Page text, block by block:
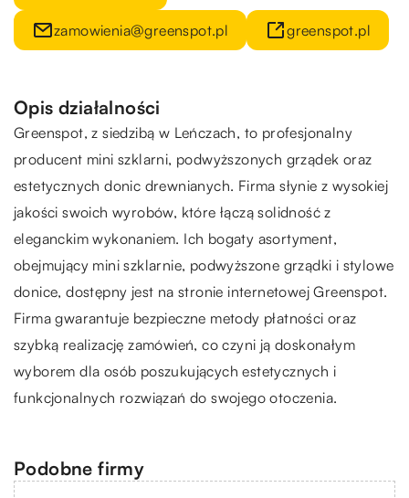
zamowienia@greenspot.pl greenspot.pl
Opis działalności
Greenspot, z siedzibą w Leńczach, to profesjonalny
producent mini szklarni, podwyższonych grządek oraz
estetycznych donic drewnianych. Firma słynie z wysokiej
jakości swoich wyrobów, które łączą solidność z
eleganckim wykonaniem. Ich bogaty asortyment,
obejmujący mini szklarnie, podwyższone grządki i stylowe
donice, dostępny jest na stronie internetowej Greenspot.
Firma gwarantuje bezpieczne metody płatności oraz
szybką realizację zamówień, co czyni ją doskonałym
wyborem dla osób poszukujących estetycznych i
funkcjonalnych rozwiązań do swojego otoczenia.
Podobne firmy